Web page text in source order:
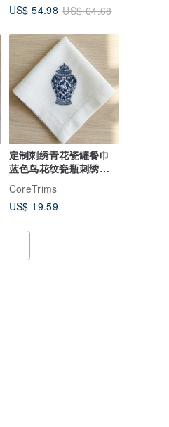
US$ 54.98 US$ 64.68
定制刺绣青花瓷罐餐巾
蓝色鸟花纹瓷瓶刺绣手
帕 中国风复古 家居
CoreTrims
US$ 19.59